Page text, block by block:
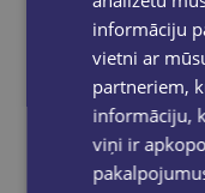
pasūtījums
e-pastu un/
informāciju
vietni ar
partneriem,
informāciju,
viņi ir